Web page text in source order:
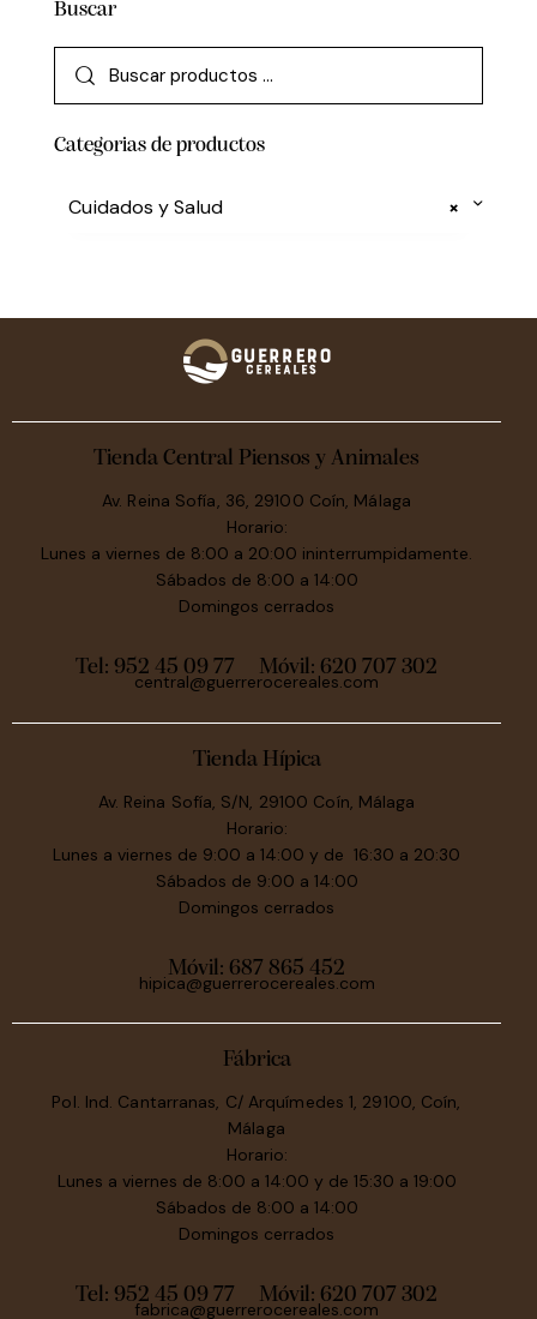
Buscar
Categorias de productos
×
Cuidados y Salud
Tienda Central Piensos y Animales
Av. Reina Sofía, 36, 29100 Coín, Málaga
Horario:
Lunes a viernes de 8:00 a 20:00 ininterrumpidamente.
Sábados de 8:00 a 14:00
Domingos cerrados
Tel: 952 45 09 77 Móvil: 620 707 302
central@guerrerocereales.com
Tienda Hípica
Av. Reina Sofía, S/N, 29100 Coín, Málaga
Horario:
Lunes a viernes de 9:00 a 14:00 y de 16:30 a 20:30
Sábados de 9:00 a 14:00
Domingos cerrados
Móvil: 687 865 452
hipica@guerrerocereales.com
Fábrica
Pol. Ind. Cantarranas, C/ Arquímedes 1, 29100, Coín,
Málaga
Horario:
Lunes a viernes de 8:00 a 14:00 y de 15:30 a 19:00
Sábados de 8:00 a 14:00
Domingos cerrados
Tel: 952 45 09 77 Móvil: 620 707 302
fabrica@guerrerocereales.com